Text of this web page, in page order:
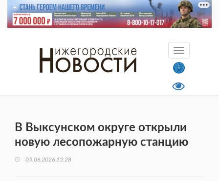
В Выксунском округе открыли
новую лесопожарную станцию
05.06.2026 15:28